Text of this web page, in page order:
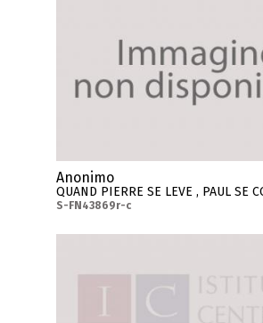
Anonimo
QUAND PIERRE SE LEVE , PAUL SE
S-FN43869r-c